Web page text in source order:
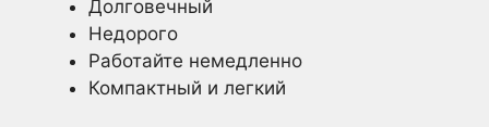
Долговечный
Недорого
Работайте немедленно
Компактный и легкий